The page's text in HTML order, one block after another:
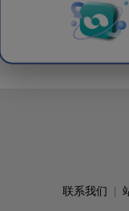
中全光谱响应S
输等研究内容，
统梳理，使研究
联系我们